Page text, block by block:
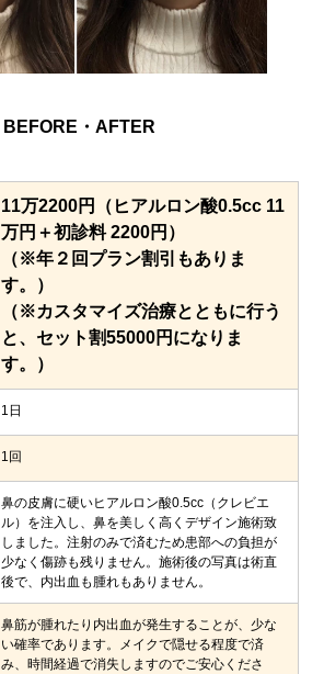
BEFORE・AFTER
11万2200円（ヒアルロン酸0.5cc 11
万円＋初診料 2200円）
（※年２回プラン割引もありま
す。）
（※カスタマイズ治療とともに行う
と、セット割55000円になりま
す。）
1日
1回
鼻の皮膚に硬いヒアルロン酸0.5cc（クレビエ
ル）を注入し、鼻を美しく高くデザイン施術致
しました。注射のみで済むため患部への負担が
少なく傷跡も残りません。施術後の写真は術直
後で、内出血も腫れもありません。
鼻筋が腫れたり内出血が発生することが、少な
い確率であります。メイクで隠せる程度で済
み、時間経過で消失しますのでご安心くださ